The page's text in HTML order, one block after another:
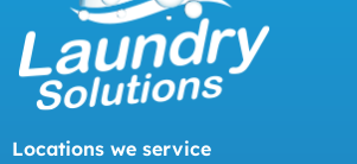
Locations we service